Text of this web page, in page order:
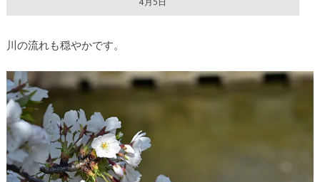
4月5日
川の流れも穏やかです。